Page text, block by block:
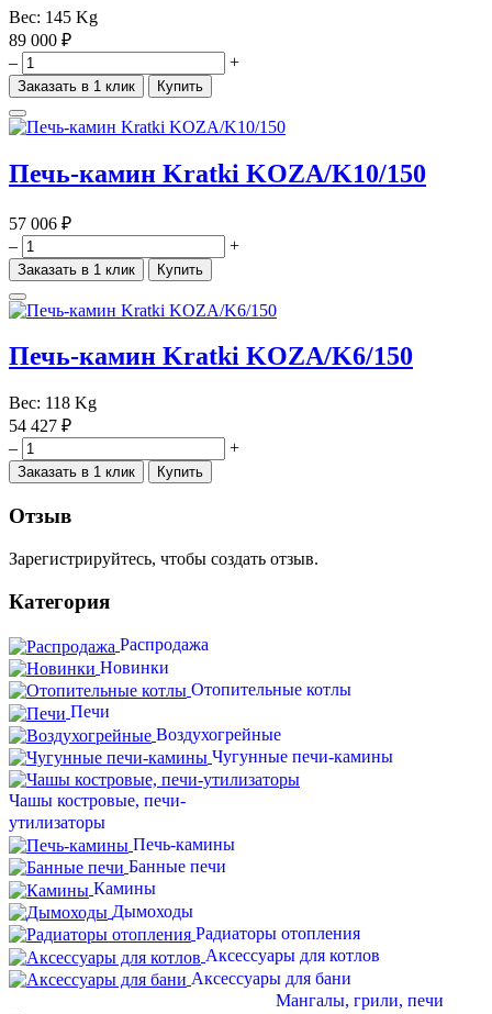
Вес: 145 Kg
89 000 ₽
–
+
Заказать в 1 клик Купить
Печь-камин Kratki KOZA/K10/150
57 006 ₽
–
+
Заказать в 1 клик Купить
Печь-камин Kratki KOZA/K6/150
Вес: 118 Kg
54 427 ₽
–
+
Заказать в 1 клик Купить
Отзыв
Зарегистрируйтесь, чтобы создать отзыв.
Категория
Распродажа
Новинки
Отопительные котлы
Печи
Воздухогрейные
Чугунные печи-камины
Чашы костровые, печи-
утилизаторы
Печь-камины
Банные печи
Камины
Дымоходы
Радиаторы отопления
Аксессуары для котлов
Аксессуары для бани
Мангалы, грили, печи